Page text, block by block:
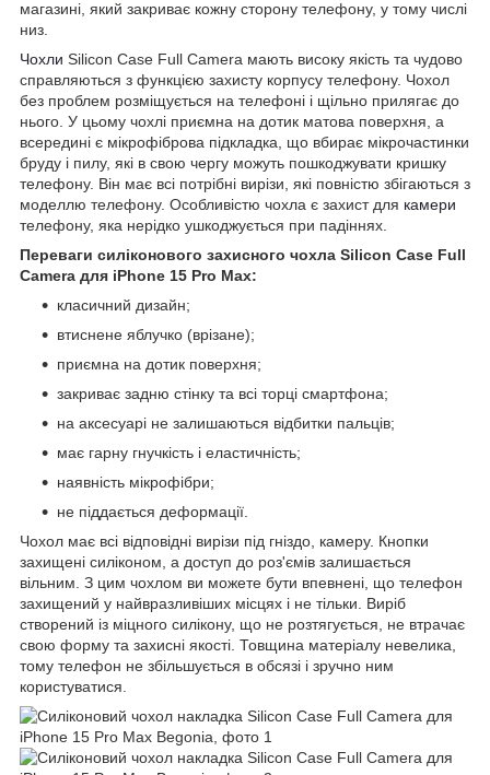
магазині, який закриває кожну сторону телефону, у тому числі
низ.
Чохли Silicon Case Full Camera мають високу якість та чудово
справляються з функцією захисту корпусу телефону. Чохол
без проблем розміщується на телефоні і щільно прилягає до
нього. У цьому чохлі приємна на дотик матова поверхня, а
всередині є мікрофіброва підкладка, що вбирає мікрочастинки
бруду і пилу, які в свою чергу можуть пошкоджувати кришку
телефону. Він має всі потрібні вирізи, які повністю збігаються з
моделлю телефону. Особливістю чохла є захист для камери
телефону, яка нерідко ушкоджується при падіннях.
Переваги силіконового захисного чохла Silicon Case Full
Camera для iPhone 15 Pro Max:
класичний дизайн;
втиснене яблучко (врізане);
приємна на дотик поверхня;
закриває задню стінку та всі торці смартфона;
на аксесуарі не залишаються відбитки пальців;
має гарну гнучкість і еластичність;
наявність мікрофібри;
не піддається деформації.
Чохол має всі відповідні вирізи під гніздо, камеру. Кнопки
захищені силіконом, а доступ до роз'ємів залишається
вільним. З цим чохлом ви можете бути впевнені, що телефон
захищений у найвразливіших місцях і не тільки. Виріб
створений із міцного силікону, що не розтягується, не втрачає
свою форму та захисні якості. Товщина матеріалу невелика,
тому телефон не збільшується в обсязі і зручно ним
користуватися.